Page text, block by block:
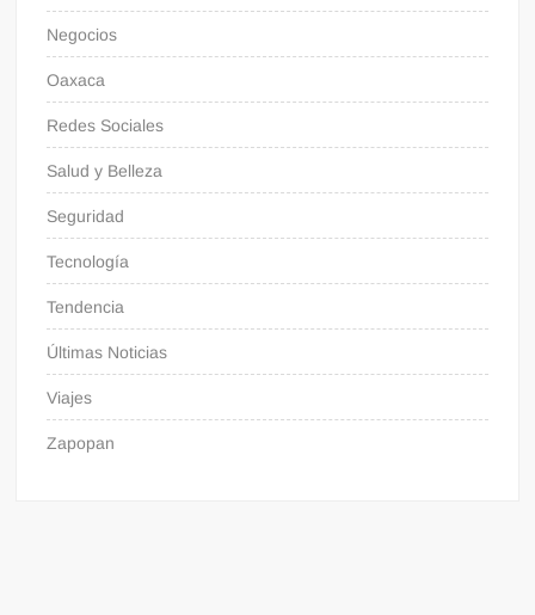
Negocios
Oaxaca
Redes Sociales
Salud y Belleza
Seguridad
Tecnología
Tendencia
Últimas Noticias
Viajes
Zapopan